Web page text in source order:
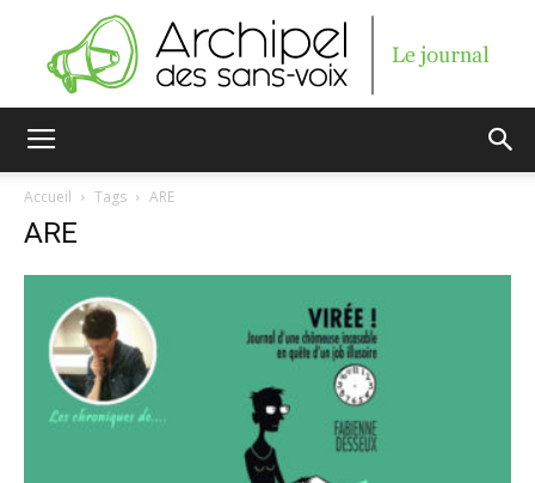
sans-
voix
Accueil Tags ARE
ARE